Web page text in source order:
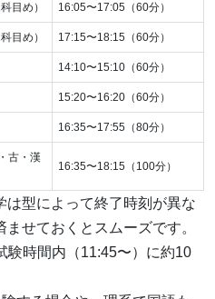
目め） 16:05〜17:05（60分）
目め） 17:15〜18:15（60分）
14:10〜15:10（60分）
15:20〜16:20（60分）
16:35〜17:55（80分）
古・漢
16:35〜18:15（100分）
は型によって終了時刻が異な
せておくとスムーズです。
験時間内（11:45〜）に約10